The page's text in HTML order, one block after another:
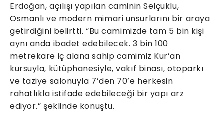
Erdoğan, açılışı yapılan caminin Selçuklu,
Osmanlı ve modern mimari unsurlarını bir araya
getirdiğini belirtti. “Bu camimizde tam 5 bin kişi
aynı anda ibadet edebilecek. 3 bin 100
metrekare iç alana sahip camimiz Kur’an
kursuyla, kütüphanesiyle, vakıf binası, otoparkı
ve taziye salonuyla 7’den 70’e herkesin
rahatlıkla istifade edebileceği bir yapı arz
ediyor.” şeklinde konuştu.